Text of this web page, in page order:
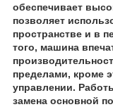
обеспечивает
позволяет
пространстве и в
того, машина
пределами, кроме
управлении.
замена основной